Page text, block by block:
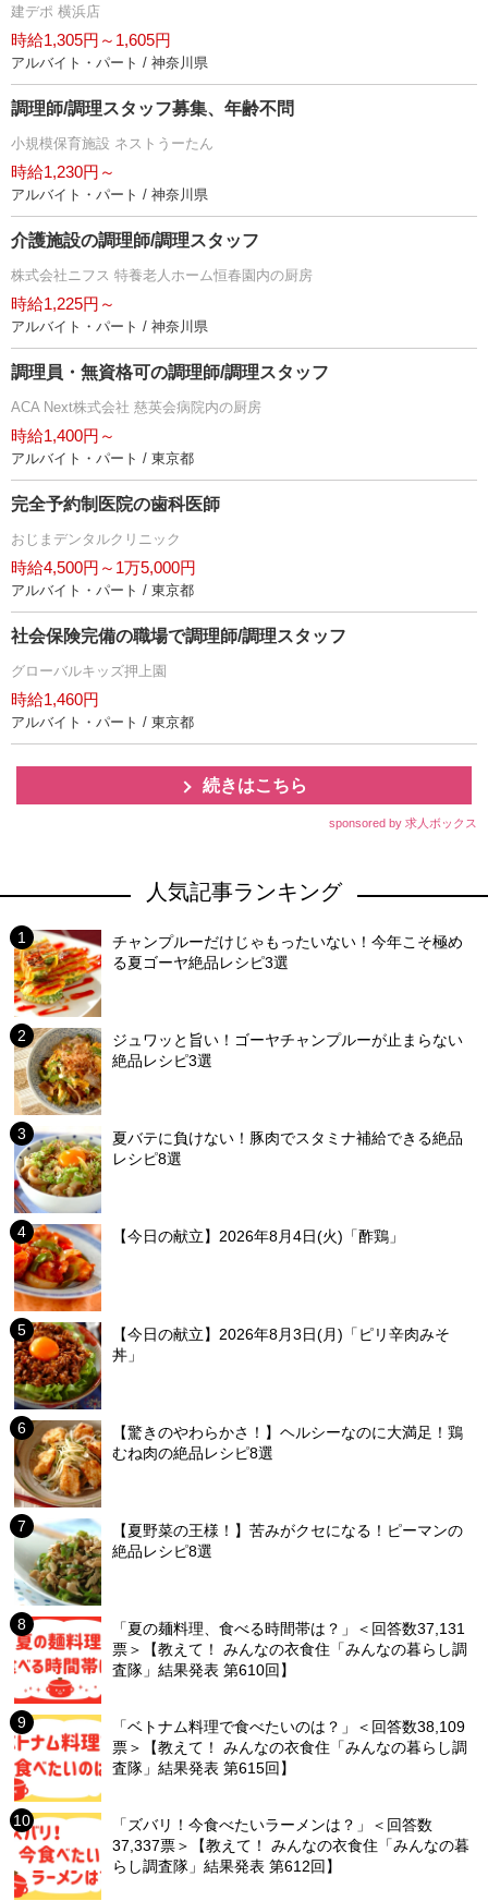
建デポ 横浜店
時給1,305円～1,605円
アルバイト・パート / 神奈川県
調理師/調理スタッフ募集、年齢不問
小規模保育施設 ネストうーたん
時給1,230円～
アルバイト・パート / 神奈川県
介護施設の調理師/調理スタッフ
株式会社ニフス 特養老人ホーム恒春園内の厨房
時給1,225円～
アルバイト・パート / 神奈川県
調理員・無資格可の調理師/調理スタッフ
ACA Next株式会社 慈英会病院内の厨房
時給1,400円～
アルバイト・パート / 東京都
完全予約制医院の歯科医師
おじまデンタルクリニック
時給4,500円～1万5,000円
アルバイト・パート / 東京都
社会保険完備の職場で調理師/調理スタッフ
グローバルキッズ押上園
時給1,460円
アルバイト・パート / 東京都
続きはこちら
sponsored by 求人ボックス
人気記事ランキング
チャンプルーだけじゃもったいない！今年こそ極め
る夏ゴーヤ絶品レシピ3選
ジュワッと旨い！ゴーヤチャンプルーが止まらない
絶品レシピ3選
夏バテに負けない！豚肉でスタミナ補給できる絶品
レシピ8選
【今日の献立】2026年8月4日(火)「酢鶏」
【今日の献立】2026年8月3日(月)「ピリ辛肉みそ
丼」
【驚きのやわらかさ！】ヘルシーなのに大満足！鶏
むね肉の絶品レシピ8選
【夏野菜の王様！】苦みがクセになる！ピーマンの
絶品レシピ8選
「夏の麺料理、食べる時間帯は？」＜回答数37,131
票＞【教えて！ みんなの衣食住「みんなの暮らし調
査隊」結果発表 第610回】
「ベトナム料理で食べたいのは？」＜回答数38,109
票＞【教えて！ みんなの衣食住「みんなの暮らし調
査隊」結果発表 第615回】
「ズバリ！今食べたいラーメンは？」＜回答数
37,337票＞【教えて！ みんなの衣食住「みんなの暮
らし調査隊」結果発表 第612回】